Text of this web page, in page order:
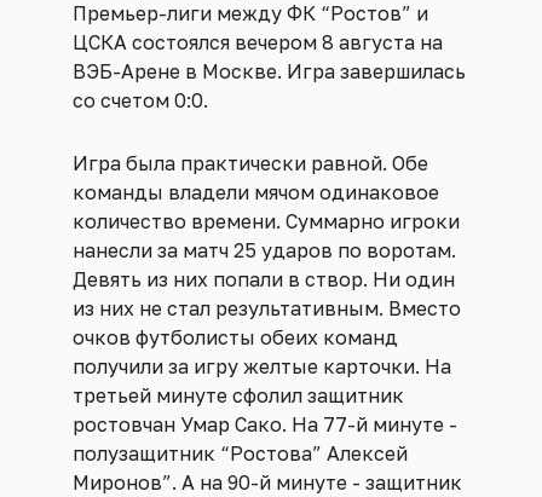
Премьер-лиги между ФК “Ростов” и
ЦСКА состоялся вечером 8 августа на
ВЭБ-Арене в Москве. Игра завершилась
со счетом 0:0.
Игра была практически равной. Обе
команды владели мячом одинаковое
количество времени. Суммарно игроки
нанесли за матч 25 ударов по воротам.
Девять из них попали в створ. Ни один
из них не стал результативным. Вместо
очков футболисты обеих команд
получили за игру желтые карточки. На
третьей минуте сфолил защитник
ростовчан Умар Сако. На 77-й минуте -
полузащитник “Ростова” Алексей
Миронов”. А на 90-й минуте - защитник